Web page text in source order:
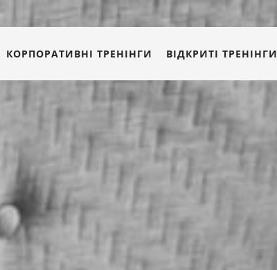
КОРПОРАТИВНІ ТРЕНІНГИ ВІДКРИТІ ТРЕНІНГИ